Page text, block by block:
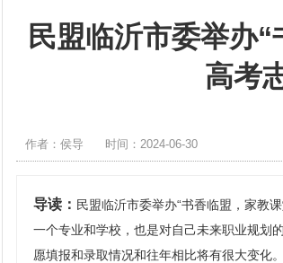
民盟临沂市委举办
高考
作者：侯导 时间：2024-06-30
导读： 民盟临沂市委举办“书香临盟，家教
一个专业和学校，也是对自己未来职业规划
愿填报和录取情况和往年相比将有很大变化